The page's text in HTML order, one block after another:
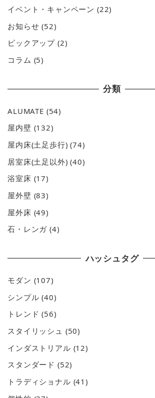
イベント・キャンペーン (22)
お知らせ (52)
ピックアップ (2)
コラム (5)
分類
ALUMATE (54)
屋内壁 (132)
屋内床(土足歩行) (74)
居室床(土足以外) (40)
浴室床 (17)
屋外壁 (83)
屋外床 (49)
石・レンガ (4)
ハッシュタグ
モダン (107)
シンプル (40)
トレンド (56)
スタイリッシュ (50)
インダストリアル (12)
スタンダード (52)
トラディショナル (41)